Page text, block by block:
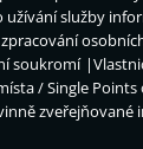
užívání služby
soukromí
/ Single Points
zveřejňované